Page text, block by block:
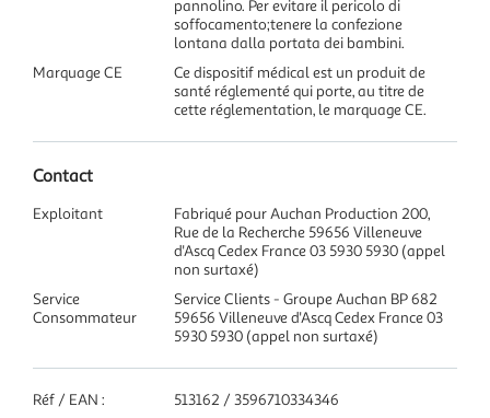
pannolino. Per evitare il pericolo di
soffocamento;tenere la confezione
lontana dalla portata dei bambini.
Marquage CE
Ce dispositif médical est un produit de
santé réglementé qui porte, au titre de
cette réglementation, le marquage CE.
Contact
Exploitant
Fabriqué pour Auchan Production 200,
Rue de la Recherche 59656 Villeneuve
d'Ascq Cedex France 03 5930 5930 (appel
non surtaxé)
Service
Consommateur
Service Clients - Groupe Auchan BP 682
59656 Villeneuve d'Ascq Cedex France 03
5930 5930 (appel non surtaxé)
Réf / EAN : 513162 / 3596710334346